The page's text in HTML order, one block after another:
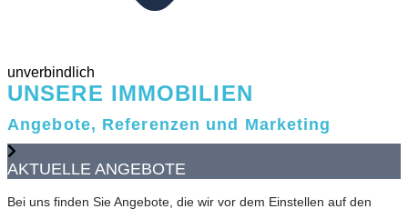
unverbindlich
UNSERE IMMOBILIEN
Angebote, Referenzen und Marketing
AKTUELLE ANGEBOTE
Bei uns finden Sie Angebote, die wir vor dem Einstellen auf den